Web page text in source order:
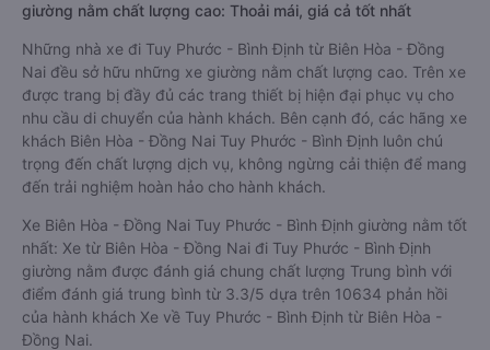
giường nằm chất lượng cao: Thoải mái, giá cả tốt nhất
Những nhà xe đi Tuy Phước - Bình Định từ Biên Hòa - Đồng
Nai đều sở hữu những xe giường nằm chất lượng cao. Trên xe
được trang bị đầy đủ các trang thiết bị hiện đại phục vụ cho
nhu cầu di chuyển của hành khách. Bên cạnh đó, các hãng xe
khách Biên Hòa - Đồng Nai Tuy Phước - Bình Định luôn chú
trọng đến chất lượng dịch vụ, không ngừng cải thiện để mang
đến trải nghiệm hoàn hảo cho hành khách.
Xe Biên Hòa - Đồng Nai Tuy Phước - Bình Định giường nằm tốt
nhất: Xe từ Biên Hòa - Đồng Nai đi Tuy Phước - Bình Định
giường nằm được đánh giá chung chất lượng Trung bình với
điểm đánh giá trung bình từ 3.3/5 dựa trên 10634 phản hồi
của hành khách Xe về Tuy Phước - Bình Định từ Biên Hòa -
Đồng Nai.